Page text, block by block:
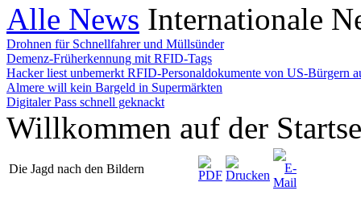
Alle News Internationale
Drohnen für Schnellfahrer und Müllsünder
Demenz-Früherkennung mit RFID-Tags
Hacker liest unbemerkt RFID-Personaldokumente von US-Bürgern
Almere will kein Bargeld in Supermärkten
Digitaler Pass schnell geknackt
Willkommen auf der
Die Jagd nach den Bildern